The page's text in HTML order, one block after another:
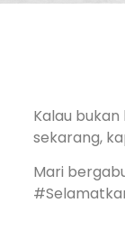
Kalau bukan
sekarang,
Mari